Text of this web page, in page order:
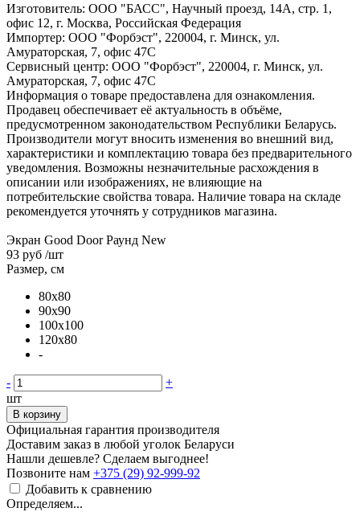
Изготовитель: ООО "БАСС", Научный проезд, 14А, стр. 1,
офис 12, г. Москва, Российская Федерация
Импортер: ООО "Форбэст", 220004, г. Минск, ул.
Амураторская, 7, офис 47С
Сервисный центр: ООО "Форбэст", 220004, г. Минск, ул.
Амураторская, 7, офис 47С
Информация о товаре предоставлена для ознакомления.
Продавец обеспечивает её актуальность в объёме,
предусмотренном законодательством Республики Беларусь.
Производители могут вносить изменения во внешний вид,
характеристики и комплектацию товара без предварительного
уведомления. Возможны незначительные расхождения в
описании или изображениях, не влияющие на
потребительские свойства товара. Наличие товара на складе
рекомендуется уточнять у сотрудников магазина.
Экран Good Door Раунд New
93 руб /шт
Размер, см
80x80
90x90
100x100
120x80
-
-
+
шт
В корзину
Официальная гарантия производителя
Доставим заказ в любой уголок Беларуси
Нашли дешевле? Сделаем выгоднее!
Позвоните нам +375 (29) 92-999-92
Добавить к сравнению
Определяем...